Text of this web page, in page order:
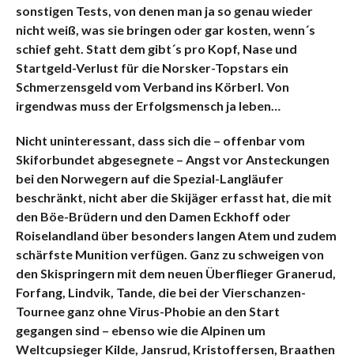
sonstigen Tests, von denen man ja so genau wieder
nicht weiß, was sie bringen oder gar kosten, wenn´s
schief geht. Statt dem gibt´s pro Kopf, Nase und
Startgeld-Verlust für die Norsker-Topstars ein
Schmerzensgeld vom Verband ins Körberl. Von
irgendwas muss der Erfolgsmensch ja leben…
Nicht uninteressant, dass sich die – offenbar vom
Skiforbundet abgesegnete – Angst vor Ansteckungen
bei den Norwegern auf die Spezial-Langläufer
beschränkt, nicht aber die Skijäger erfasst hat, die mit
den Böe-Brüdern und den Damen Eckhoff oder
Roiselandland über besonders langen Atem und zudem
schärfste Munition verfügen. Ganz zu schweigen von
den Skispringern mit dem neuen Überflieger Granerud,
Forfang, Lindvik, Tande, die bei der Vierschanzen-
Tournee ganz ohne Virus-Phobie an den Start
gegangen sind – ebenso wie die Alpinen um
Weltcupsieger Kilde, Jansrud, Kristoffersen, Braathen